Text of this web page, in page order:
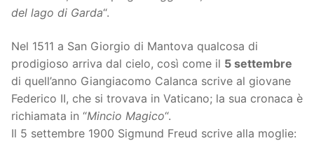
del lago di Garda“.
Nel 1511 a San Giorgio di Mantova qualcosa di
prodigioso arriva dal cielo, così come il 5 settembre
di quell’anno Giangiacomo Calanca scrive al giovane
Federico II, che si trovava in Vaticano; la sua cronaca è
richiamata in “Mincio Magico“.
Il 5 settembre 1900 Sigmund Freud scrive alla moglie: